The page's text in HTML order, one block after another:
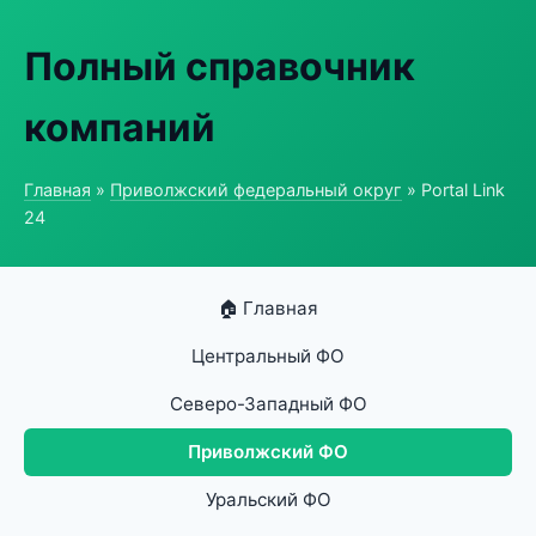
Полный справочник
компаний
Главная » Приволжский федеральный округ » Portal Link
24
🏠 Главная
Центральный ФО
Северо-Западный ФО
Приволжский ФО
Уральский ФО